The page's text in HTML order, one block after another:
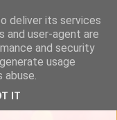
deliver its services
and user-agent are
and security
usage
IT